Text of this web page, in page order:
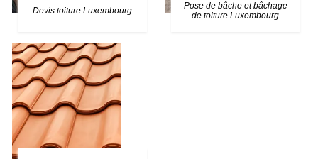
Devis toiture Luxembourg
Pose de bâche et bâchage
de toiture Luxembourg